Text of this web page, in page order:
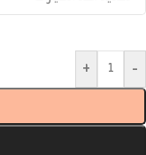
-
+